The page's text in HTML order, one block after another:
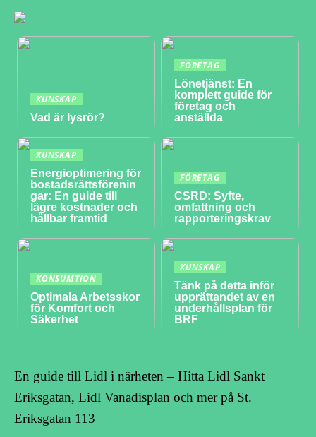
KUNSKAP
Vad är lysrör?
FÖRETAG
Lönetjänst: En
komplett guide för
företag och
anställda
KUNSKAP
Energioptimering för
bostadsrättsförenin
gar: En guide till
lägre kostnader och
hållbar framtid
FÖRETAG
CSRD: Syfte,
omfattning och
rapporteringskrav
KONSUMTION
Optimala Arbetsskor
för Komfort och
Säkerhet
KUNSKAP
Tänk på detta inför
upprättandet av en
underhållsplan för
BRF
En guide till Lidl i närheten – Hitta Lidl Sankt
Eriksgatan, Lidl Vanadisplan och mer på St.
Eriksgatan 113